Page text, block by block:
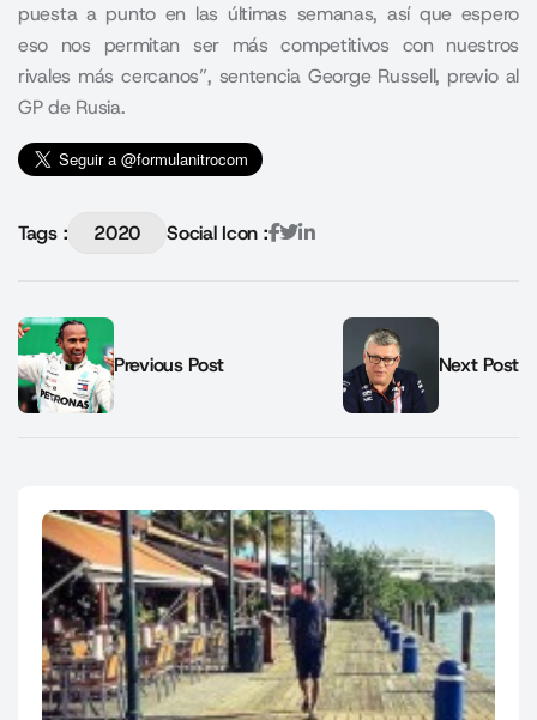
puesta a punto en las últimas semanas, así que espero
eso nos permitan ser más competitivos con nuestros
rivales más cercanos”, sentencia George Russell, previo al
GP de Rusia.
Tags : 2020 Social Icon :
Previous Post Next Post